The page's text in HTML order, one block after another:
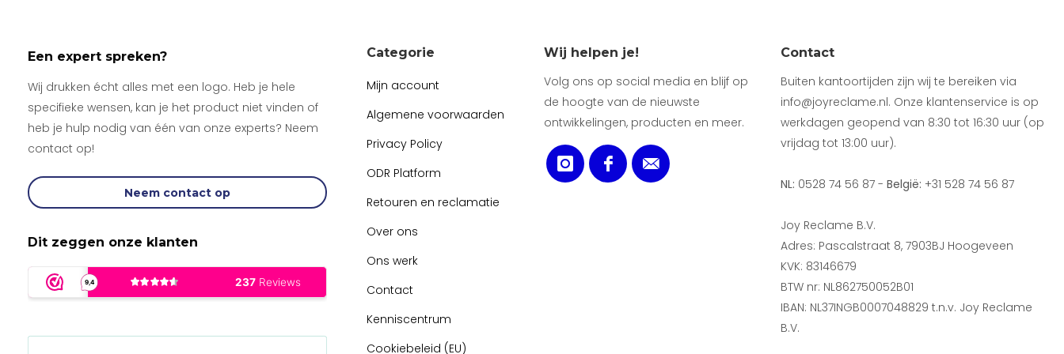
Een expert spreken?
Wij drukken écht alles met een logo. Heb je hele
specifieke wensen, kan je het product niet vinden of
heb je hulp nodig van één van onze experts? Neem
contact op!
Neem contact op
Dit zeggen onze klanten
Categorie
Mijn account
Algemene voorwaarden
Privacy Policy
ODR Platform
Retouren en reclamatie
Over ons
Ons werk
Contact
Kenniscentrum
Cookiebeleid (EU)
Wij helpen je!
Volg ons op social media en blijf op
de hoogte van de nieuwste
ontwikkelingen, producten en meer.
Contact
Buiten kantoortijden zijn wij te bereiken via
info@joyreclame.nl. Onze klantenservice is op
werkdagen geopend van 8:30 tot 16:30 uur (op
vrijdag tot 13:00 uur).
NL: 0528 74 56 87 - België: +31 528 74 56 87
Joy Reclame B.V.
Adres: Pascalstraat 8, 7903BJ Hoogeveen
KVK: 83146679
BTW nr: NL862750052B01
IBAN: NL37INGB0007048829 t.n.v. Joy Reclame
B.V.